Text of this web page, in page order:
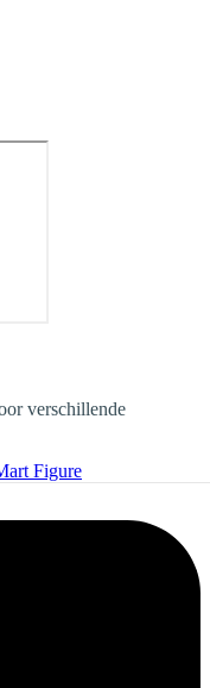
verschillende
Figure